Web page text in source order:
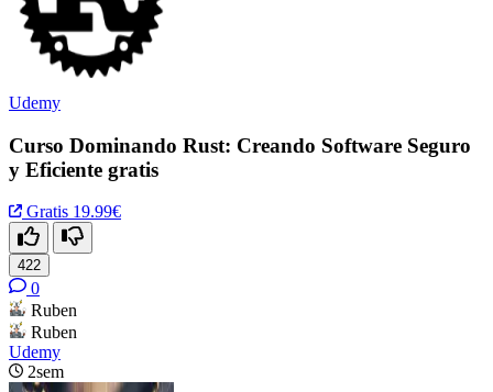
Udemy
Curso Dominando Rust: Creando Software Seguro
y Eficiente gratis
Gratis 19.99€
422
0
Ruben
Ruben
Udemy
2sem